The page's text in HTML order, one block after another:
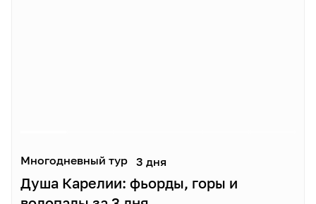
Многодневный тур 3 дня
Душа Карелии: фьорды, горы и